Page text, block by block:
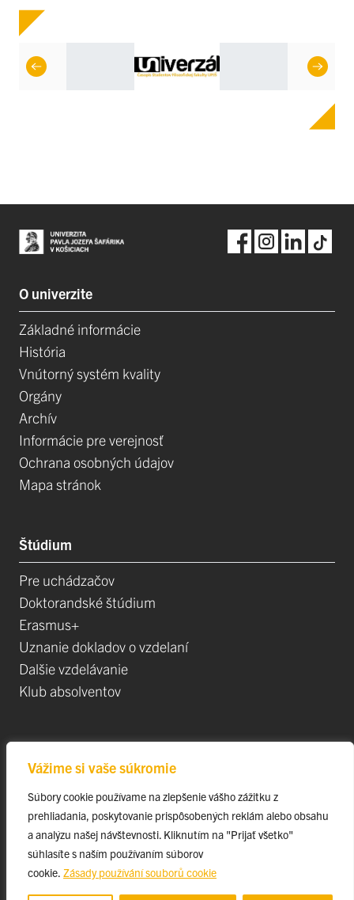
Vážime si vaše súkromie
Súbory cookie používame na zlepšenie vášho zážitku z
prehliadania, poskytovanie prispôsobených reklám alebo obsahu
a analýzu našej návštevnosti. Kliknutím na "Prijať všetko"
súhlasíte s naším používaním súborov
cookie. Zásady používání souborů cookie
O univerzite
Základné informácie
História
Vnútorný systém kvality
Orgány
Archív
Informácie pre verejnosť
Ochrana osobných údajov
Mapa stránok
Štúdium
Pre uchádzačov
Doktorandské štúdium
Erasmus+
Uznanie dokladov o vzdelaní
Dalšie vzdelávanie
Klub absolventov
Projekty
Špičkové tímy
TIP-UPJŠ
Vedecké parky